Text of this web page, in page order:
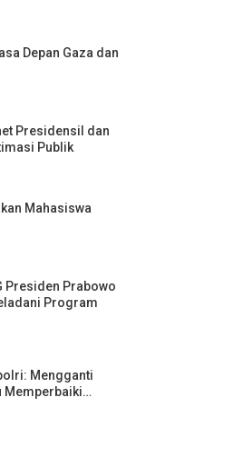
Depan Gaza dan
Presidensil dan
Publik
Mahasiswa
Presiden Prabowo
Program
Mengganti
Memperbaiki…